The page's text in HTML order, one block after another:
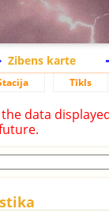
Zibens karte
Tīkls
data